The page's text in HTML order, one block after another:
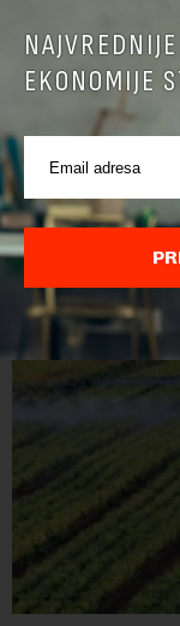
POVEZANI
EKONOMIJE